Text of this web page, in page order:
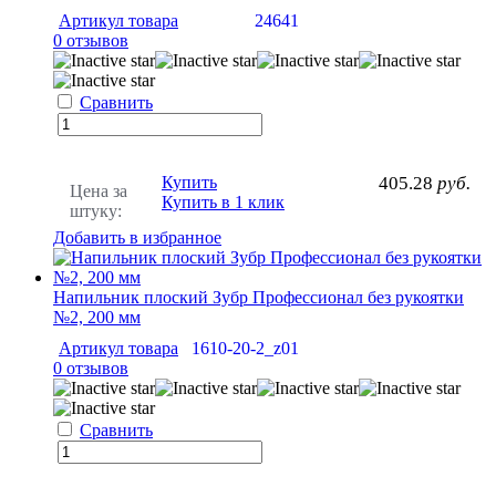
Артикул товара
24641
0 отзывов
Сравнить
Цена за
штуку:
405.28 руб.
Купить
Купить в 1 клик
Добавить в избранное
Напильник плоский Зубр Профессионал без рукоятки
№2, 200 мм
Артикул товара
1610-20-2_z01
0 отзывов
Сравнить